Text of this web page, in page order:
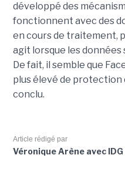
développé des
fonctionnent avec des
en cours de traitement,
agit lorsque les données
De fait, il semble que
plus élevé de protection
conclu.
Article rédigé par
Véronique Arène avec IDG